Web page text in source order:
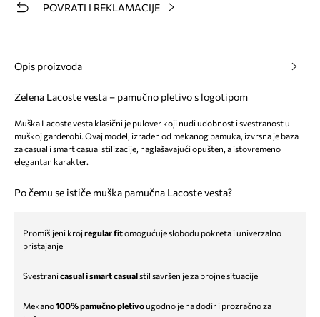
POVRATI I REKLAMACIJE
Opis proizvoda
Zelena Lacoste vesta – pamučno pletivo s logotipom
Muška Lacoste vesta klasični je pulover koji nudi udobnost i svestranost u
muškoj garderobi. Ovaj model, izrađen od mekanog pamuka, izvrsna je baza
za casual i smart casual stilizacije, naglašavajući opušten, a istovremeno
elegantan karakter.
Po čemu se ističe muška pamučna Lacoste vesta?
Promišljeni krojregular fitomogućuje slobodu pokreta i univerzalno
pristajanje
Svestranicasual i smart casualstil savršen je za brojne situacije
Mekano100% pamučno pletivougodno je na dodir i prozračno za